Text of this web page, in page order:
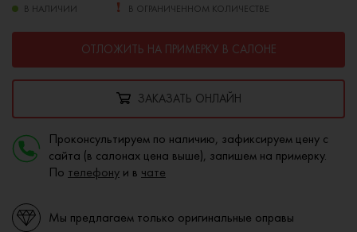
В НАЛИЧИИ В ОГРАНИЧЕННОМ КОЛИЧЕСТВЕ
ОТЛОЖИТЬ НА ПРИМЕРКУ В САЛОНЕ
ЗАКАЗАТЬ ОНЛАЙН
Проконсультируем по наличию, зафиксируем цену с
сайта (в салонах цена выше), запишем на примерку.
По телефону и в чате
Мы предлагаем только оригинальные оправы